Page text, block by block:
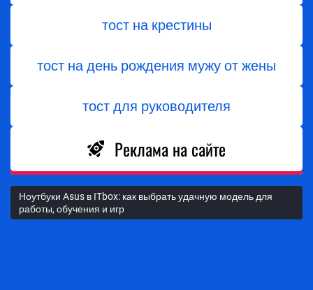
тост на крестины
тост на день рождения мужу от жены
тост для руководителя
Реклама на сайте
Ноутбуки Asus в ITbox: как выбрать удачную модель для
работы, обучения и игр